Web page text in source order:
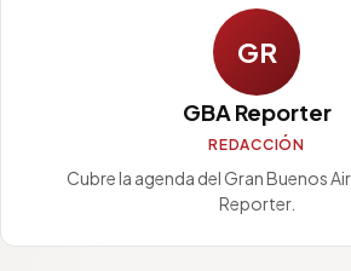
GR
GBA Reporter
REDACCIÓN
Cubre la agenda del Gran Buenos
Reporter.